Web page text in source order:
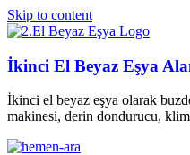
Skip to content
İkinci El Beyaz Eşya
İkinci el beyaz eşya olarak
makinesi, derin dondurucu,